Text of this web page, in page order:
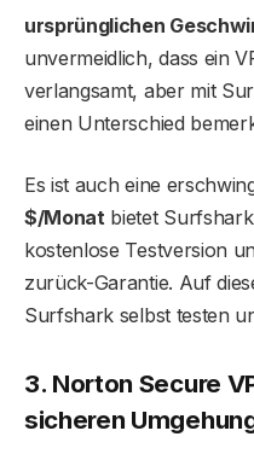
ursprünglichen
unvermeidlich, dass ein
verlangsamt, aber mit
einen Unterschied
Es ist auch eine
$/Monat bietet
kostenlose Testversion
zurück-Garantie. Auf
Surfshark selbst testen
3. Norton Secure
sicheren